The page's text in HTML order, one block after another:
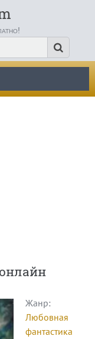
Жанр:
Любовная
фантастика